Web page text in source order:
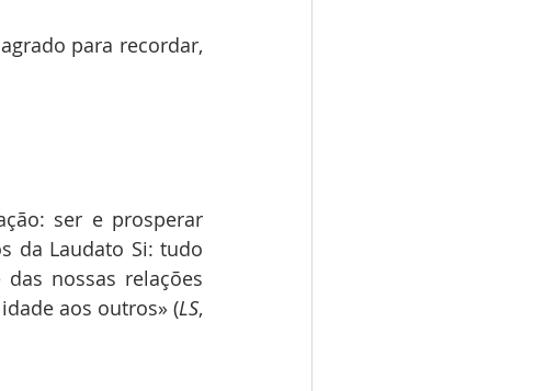
para recordar,
ser e prosperar
da Laudato Si: tudo
nossas relações
aos outros» (LS,